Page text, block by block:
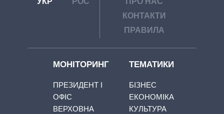
КОНТАКТИ
ПРАВИЛА
МОНІТОРИНГ
ПРЕЗИДЕНТ І
ОФІС
ВЕРХОВНА
ТЕМАТИКИ
БІЗНЕС
ЕКОНОМІКА
КУЛЬТУРА